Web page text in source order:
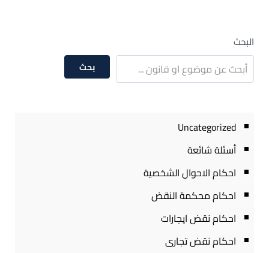
البحث
بحث
Uncategorized
أسئلة شائعة
احكام الاحوال الشخصية
احكام محكمة النقض
احكام نقض ايجارات
احكام نقض تجارى